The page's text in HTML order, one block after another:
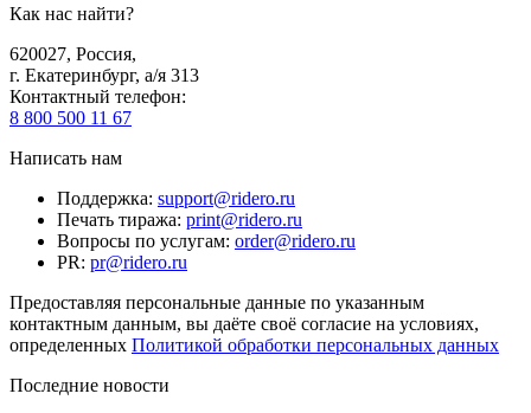
Как нас найти?
620027, Россия,
г. Екатеринбург, а/я 313
Контактный телефон:
8 800 500 11 67
Написать нам
Поддержка: support@ridero.ru
Печать тиража: print@ridero.ru
Вопросы по услугам: order@ridero.ru
PR: pr@ridero.ru
Предоставляя персональные данные по указанным
контактным данным, вы даёте своё согласие на условиях,
определенных Политикой обработки персональных данных
Последние новости